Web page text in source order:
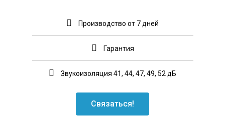
Производство от 7 дней
Гарантия
Звукоизоляция 41, 44, 47, 49, 52 дБ
Связаться!